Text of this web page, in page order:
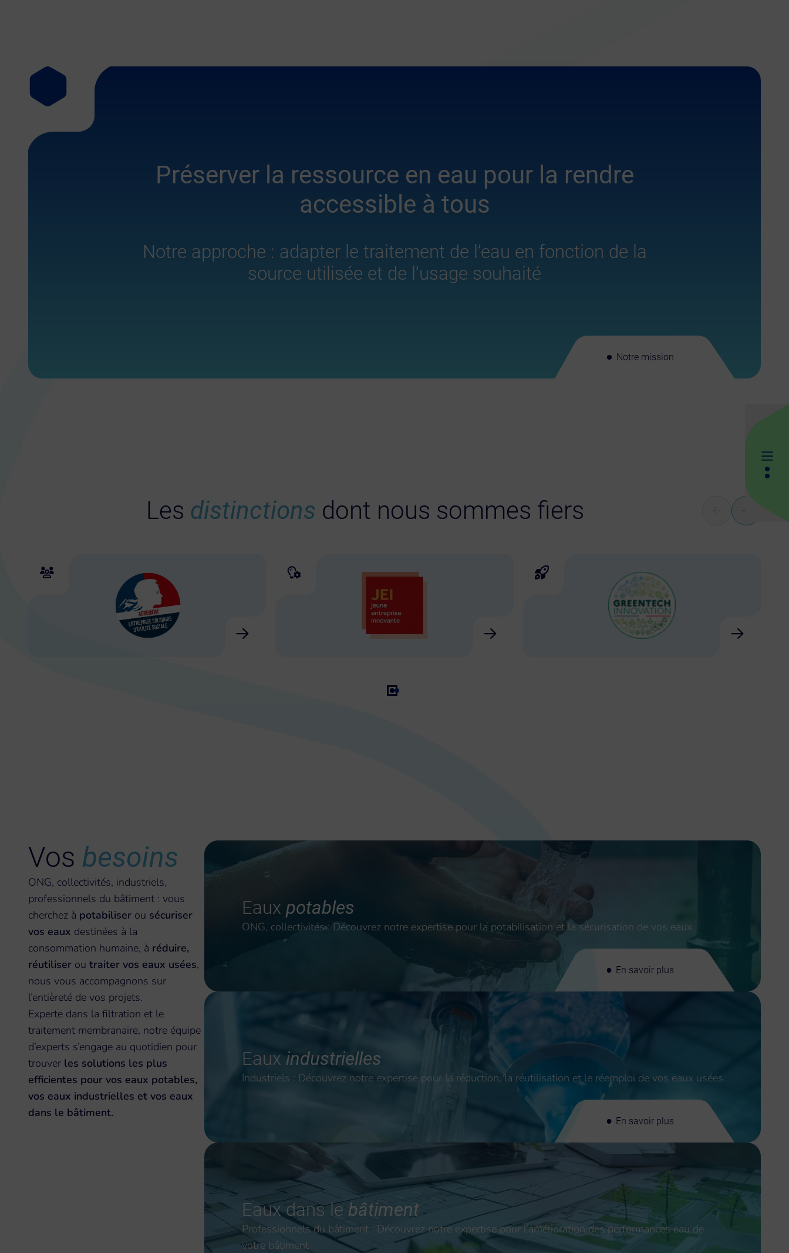
Notre mission
Préserver la ressource en eau pour la rendre
accessible à tous
Notre approche : adapter le traitement de l’eau en fonction de la
source utilisée et de l’usage souhaité
Les distinctions dont nous sommes fiers
Vos besoins
ONG, collectivités, industriels,
professionnels du bâtiment : vous
cherchez à potabiliser ou sécuriser
vos eaux destinées à la
consommation humaine, à réduire,
réutiliser ou traiter vos eaux usées,
nous vous accompagnons sur
l’entièreté de vos projets.
Experte dans la filtration et le
traitement membranaire, notre équipe
d’experts s’engage au quotidien pour
trouver les solutions les plus
efficientes pour vos eaux potables,
vos eaux industrielles et vos eaux
dans le bâtiment.
En savoir plus
Eaux potables
ONG, collectivités : Découvrez notre expertise pour la potabilisation et la sécurisation de vos eaux
En savoir plus
Eaux industrielles
Industriels : Découvrez notre expertise pour la réduction, la réutilisation et le réemploi de vos eaux usées
Eaux dans le bâtiment
Professionnels du bâtiment : Découvrez notre expertise pour l’amélioration des performances eau de
votre bâtiment